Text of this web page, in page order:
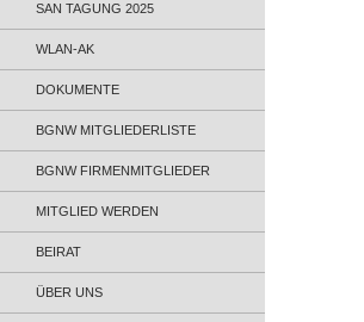
SAN TAGUNG 2025
WLAN-AK
DOKUMENTE
BGNW MITGLIEDERLISTE
BGNW FIRMENMITGLIEDER
MITGLIED WERDEN
BEIRAT
ÜBER UNS